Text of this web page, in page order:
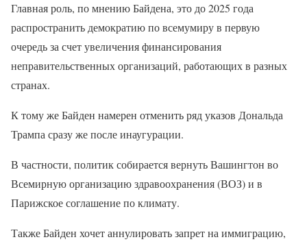
Главная роль, по мнению Байдена, это до 2025 года
распространить демократию по всемумиру в первую
очередь за счет увеличения финансирования
неправительственных организаций, работающих в разных
странах.
К тому же Байден намерен отменить ряд указов Дональда
Трампа сразу же после инаугурации.
В частности, политик собирается вернуть Вашингтон во
Всемирную организацию здравоохранения (ВОЗ) и в
Парижское соглашение по климату.
Также Байден хочет аннулировать запрет на иммиграцию,